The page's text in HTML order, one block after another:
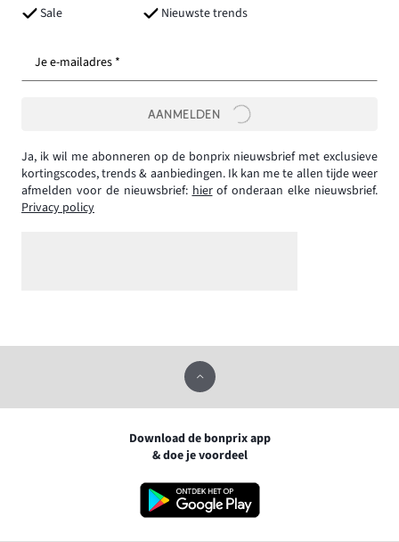
Sale
Nieuwste trends
Je e-mailadres *
AANMELDEN
Ja, ik wil me abonneren op de bonprix nieuwsbrief met exclusieve
kortingscodes, trends & aanbiedingen. Ik kan me te allen tijde weer
afmelden voor de nieuwsbrief: hierof onderaan elke nieuwsbrief.
Privacy policy
Download de bonprix app
& doe je voordeel